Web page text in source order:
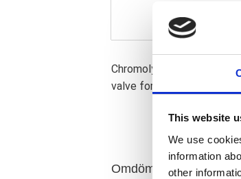
This website
We use
information
other
Chromoly steel; Blue
valve for auto-bleeding or
Omdömen